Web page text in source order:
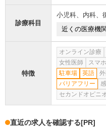
診療科目
小児科、 内科、
近くの医療機
特徴
オンライン診療
女性医師
スマ
駐車場
英語
バリアフリー
セカンドオピニ
直近の求人を確認する[PR]